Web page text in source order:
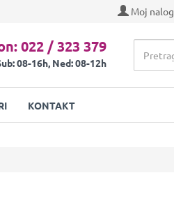
Moj nalog
022 / 323 379
08-16h, Ned: 08-12h
KONTAKT